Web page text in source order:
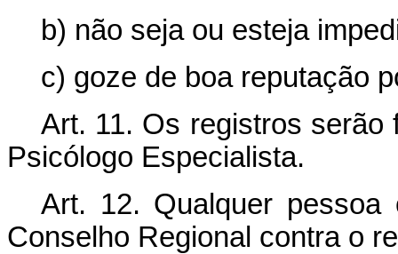
b) não seja ou esteja
c) goze de boa reputação
Art. 11. Os registros serão
Psicólogo Especialista.
Art. 12. Qualquer pessoa
Conselho Regional contra o